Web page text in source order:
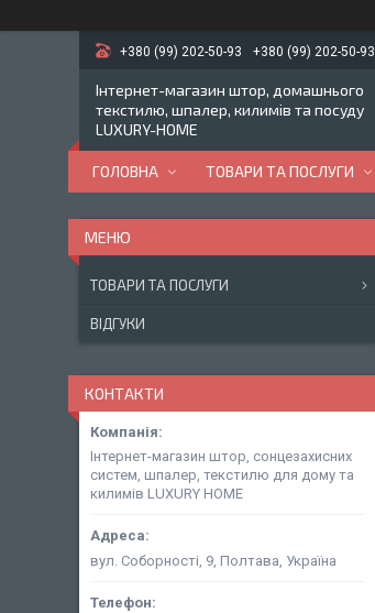
+380 (99) 202-50-93 +380 (99) 202-50-93
Інтернет-магазин штор, домашнього
текстилю, шпалер, килимів та посуду
LUXURY-HOME
ГОЛОВНА ТОВАРИ ТА ПОСЛУГИ
ТОВАРИ ТА ПОСЛУГИ
ВІДГУКИ
КОНТАКТИ
Інтернет-магазин штор, сонцезахисних
систем, шпалер, текстилю для дому та
килимів LUXURY HOME
вул. Соборності, 9, Полтава, Україна